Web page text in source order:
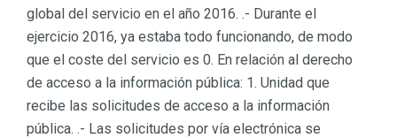
global del servicio en el año 2016. .- Durante el
ejercicio 2016, ya estaba todo funcionando, de modo
que el coste del servicio es 0. En relación al derecho
de acceso a la información pública: 1. Unidad que
recibe las solicitudes de acceso a la información
pública. .- Las solicitudes por vía electrónica se